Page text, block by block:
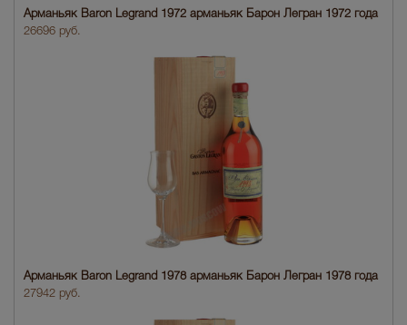
Арманьяк Baron Legrand 1972 арманьяк Барон Легран 1972 года
26696 руб.
Арманьяк Baron Legrand 1978 арманьяк Барон Легран 1978 года
27942 руб.